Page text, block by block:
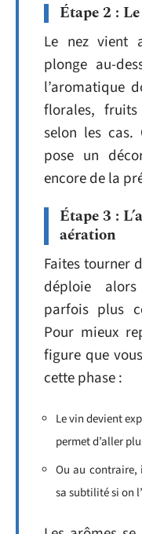
Étape 2 :
Le nez vient
plonge au-
l’aromatique
florales, fruits
selon les cas.
pose un
encore de la
Étape 3 :
aération
Faites tourner
déploie
parfois plus
Pour mieux
figure que
cette phase :
Le vin devient
permet d’aller
Ou au contraire,
sa subtilité si on